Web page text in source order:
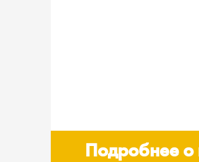
Подробнее о